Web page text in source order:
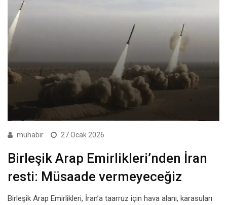
muhabir 27 Ocak 2026
Birleşik Arap Emirlikleri’nden İran
resti: Müsaade vermeyeceğiz
Birleşik Arap Emirlikleri, İran’a taarruz için hava alanı, karasuları